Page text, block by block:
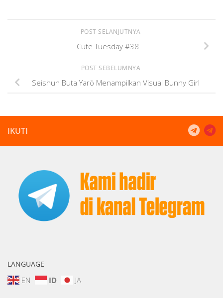
POST SELANJUTNYA
Cute Tuesday #38
POST SEBELUMNYA
Seishun Buta Yarō Menampilkan Visual Bunny Girl
IKUTI
LANGUAGE
EN ID JA